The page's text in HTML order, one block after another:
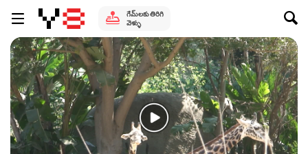
గేమ్‌లకు తిరిగి
వెళ్ళు